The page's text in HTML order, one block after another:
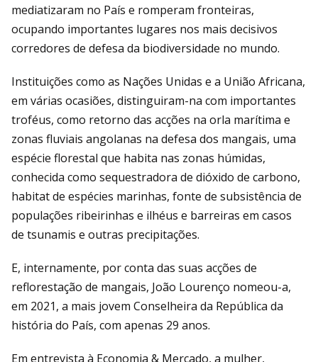
mediatizaram no País e romperam fronteiras,
ocupando importantes lugares nos mais decisivos
corredores de defesa da biodiversidade no mundo.
Instituições como as Nações Unidas e a União Africana,
em várias ocasiões, distinguiram-na com importantes
troféus, como retorno das acções na orla marítima e
zonas fluviais angolanas na defesa dos mangais, uma
espécie florestal que habita nas zonas húmidas,
conhecida como sequestradora de dióxido de carbono,
habitat de espécies marinhas, fonte de subsistência de
populações ribeirinhas e ilhéus e barreiras em casos
de tsunamis e outras precipitações.
E, internamente, por conta das suas acções de
reflorestação de mangais, João Lourenço nomeou-a,
em 2021, a mais jovem Conselheira da República da
história do País, com apenas 29 anos.
Em entrevista à Economia & Mercado, a mulher,